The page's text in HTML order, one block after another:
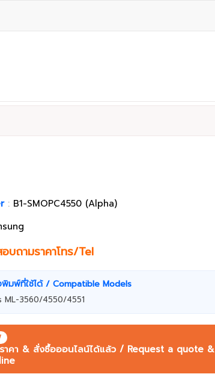
: B1-SMOPC4550 (Alpha)
บถามราคาโทร/Tel
มพ์ที่ใช้ได้ / Compatible Models
ML-3560/4550/4551
ราคา & สั่งซื้อออนไลน์ได้แล้ว / Request a quote &